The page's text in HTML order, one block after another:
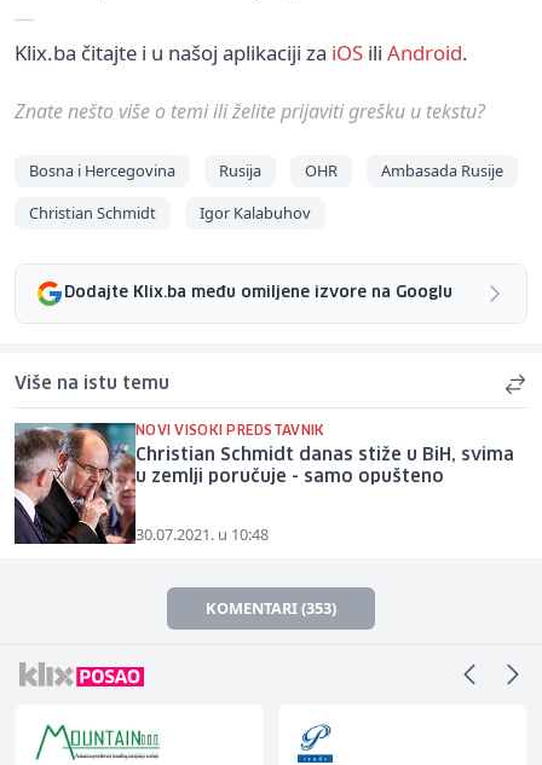
Klix.ba čitajte i u našoj aplikaciji za iOS ili Android.
Znate nešto više o temi ili želite prijaviti grešku u tekstu?
Bosna i Hercegovina Rusija OHR
Ambasada Rusije
Christian Schmidt
Igor Kalabuhov
Dodajte Klix.ba među omiljene izvore na Googlu
Više na istu temu
NOVI VISOKI PREDSTAVNIK
Christian Schmidt danas stiže u BiH, svima
u zemlji poručuje - samo opušteno
30.07.2021. u 10:48
KOMENTARI (353)